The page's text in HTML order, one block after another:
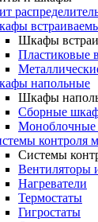
Шкафы
Пластиковые
напольные
Шкафы
Сборные
контроля
Системы
Вентиляторы
Нагреватели
Термостаты
Гигростаты